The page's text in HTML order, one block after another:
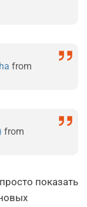
from
from
показать